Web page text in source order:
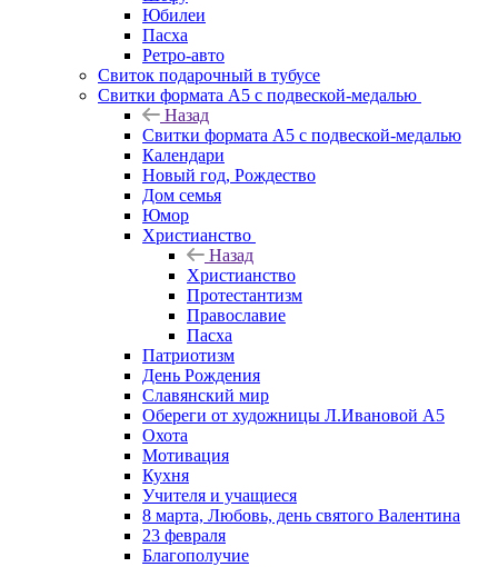
Юбилеи
Пасха
Ретро-авто
Свиток подарочный в тубусе
Свитки формата А5 с подвеской-медалью
Назад
Свитки формата А5 с подвеской-медалью
Календари
Новый год, Рождество
Дом семья
Юмор
Христианство
Назад
Христианство
Протестантизм
Православие
Пасха
Патриотизм
День Рождения
Славянский мир
Обереги от художницы Л.Ивановой А5
Охота
Мотивация
Кухня
Учителя и учащиеся
8 марта, Любовь, день святого Валентина
23 февраля
Благополучие